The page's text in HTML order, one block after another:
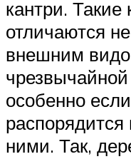
кантри. Такие
отличаются
внешним
особенно
ними. Так,